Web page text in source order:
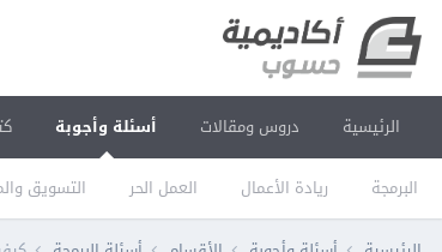
الرئيسية دروس ومقالات أسئلة وأجوبة
البرمجة ريادة الأعمال العمل الحر التسويق